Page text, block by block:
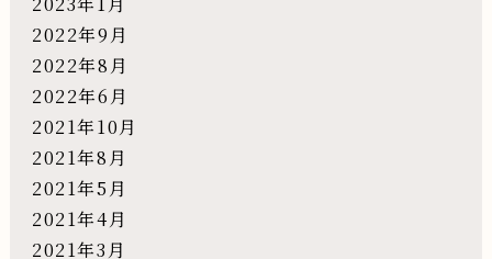
2022年9月
2022年8月
2022年6月
2021年10月
2021年8月
2021年5月
2021年4月
2021年3月